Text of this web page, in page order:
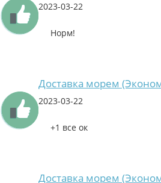
2023-03-22
Норм!
Доставка морем
2023-03-22
+1 все ок
Доставка морем